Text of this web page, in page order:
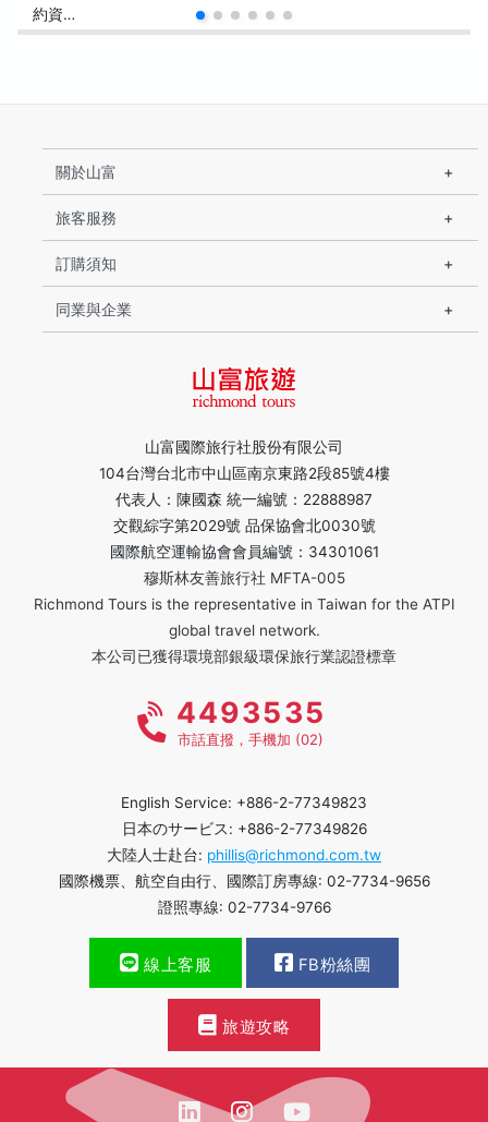
約資…
山富國際旅行社股份有限公司
104台灣台北市中山區南京東路2段85號4樓
代表人：陳國森 統一編號：22888987
交觀綜字第2029號 品保協會北0030號
國際航空運輸協會會員編號：34301061
穆斯林友善旅行社 MFTA-005
Richmond Tours is the representative in Taiwan for the ATPI
global travel network.
本公司已獲得環境部銀級環保旅行業認證標章
關於山富
旅客服務
訂購須知
同業與企業
4493535
市話直撥，手機加 (02)
English Service: +886-2-77349823
日本のサービス: +886-2-77349826
大陸人士赴台: phillis@richmond.com.tw
國際機票、航空自由行、國際訂房專線: 02-7734-9656
證照專線: 02-7734-9766
線上客服 FB粉絲團
旅遊攻略